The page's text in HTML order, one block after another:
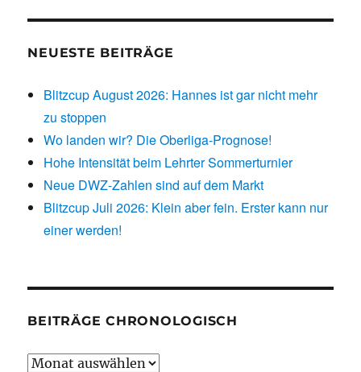
NEUESTE BEITRÄGE
Blitzcup August 2026: Hannes ist gar nicht mehr
zu stoppen
Wo landen wir? Die Oberliga-Prognose!
Hohe Intensität beim Lehrter Sommerturnier
Neue DWZ-Zahlen sind auf dem Markt
Blitzcup Juli 2026: Klein aber fein. Erster kann nur
einer werden!
BEITRÄGE CHRONOLOGISCH
Beiträge